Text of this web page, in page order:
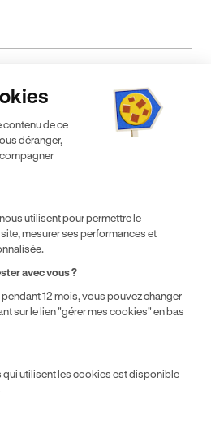
CGU Politique de confidentialité
nos offres
du type de formules que vous
nosConditions Générales de
contenu de ce
déranger,
utilisent pour permettre le
mesurer ses performances et
avec vous ?
12 mois, vous pouvez changer
sur le lien "gérer mes cookies" en bas
qui utilisent les cookies est disponible